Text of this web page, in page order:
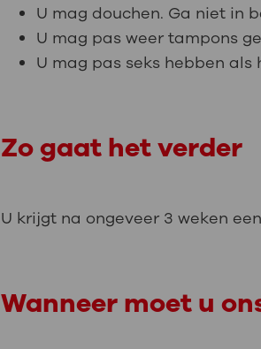
U mag douchen. Ga niet in
U mag pas weer tampons
U mag pas seks hebben
Zo gaat het verder
U krijgt na ongeveer 3 weken
Wanneer moet u